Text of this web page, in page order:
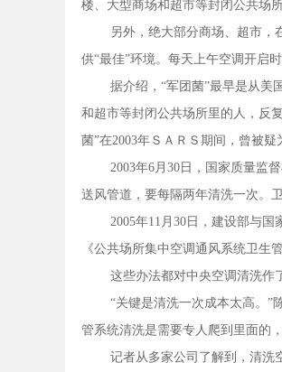
楼、大型商场和超市等封闭公共场
另外，绝大部分商场、超市
供“最佳”环境。每天上午空调开启
据介绍，“军团菌”最早是从美
和超市等封闭公共场所里的人，反
菌”在2003年ＳＡＲＳ期间，曾被疑
2003年6月30日，国家质量监
送风管道，要每隔两年清洗一次。
2005年11月30日，建设部与
《公共场所集中空调通风系统卫生
这些办法都对中央空调清洗作
“关键是清洗一次成本太高。”
管系统清洗是需要专人爬到里面的
记者从多家公司了解到，清洗